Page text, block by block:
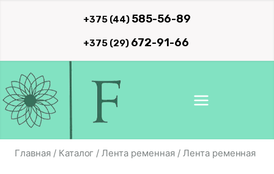
+375 (44) 585-56-89
+375 (29) 672-91-66
Главная / Каталог / Лента ременная / Лента ременная